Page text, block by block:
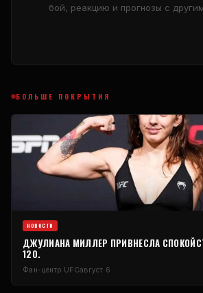
бой, реакцию и прогнозы с
БОЛЬШЕ ПОКРЫТИЯ
НОВОСТИ
ДЖУЛИАНА МИЛЛЕР ПРИВНЕСЛА
120.
Фан-центр UFCавгуст 6